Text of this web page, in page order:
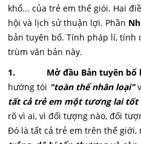
khổ... của trẻ em thế giói. Hai
hội và lịch sử thuận lợi. Phần
bản tuyên bố. Tính pháp lí, tính
trùm văn bản này.
1. Mở đầu Bản tuyên bố
hướng tói "toàn thể nhân loại"
tất cả trẻ em một tương lai tốt
rõ vì ai, vì đối tượng nào, đối
Đó là tất cả trẻ em trên thế giới,